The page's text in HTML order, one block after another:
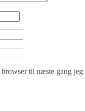
til næste gang jeg